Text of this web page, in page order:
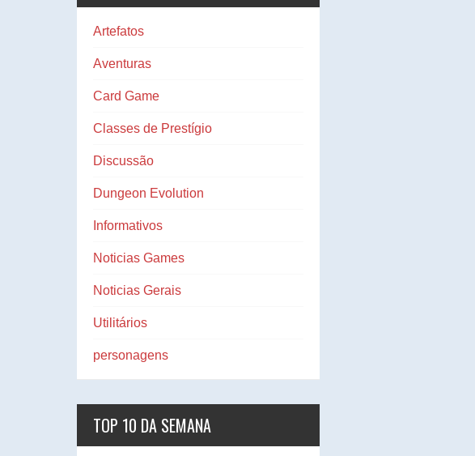
Artefatos
Aventuras
Card Game
Classes de Prestígio
Discussão
Dungeon Evolution
Informativos
Noticias Games
Noticias Gerais
Utilitários
personagens
TOP 10 DA SEMANA